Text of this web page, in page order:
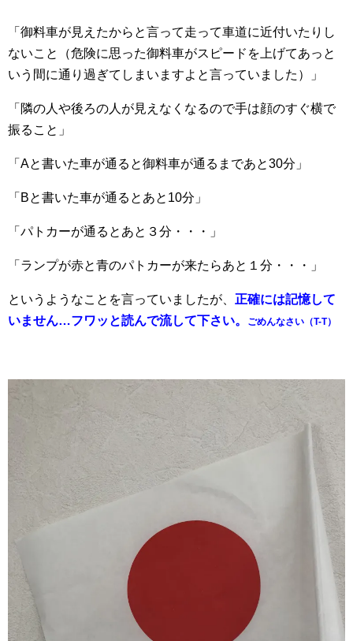
「御料車が見えたからと言って走って車道に近付いたりし
ないこと（危険に思った御料車がスピードを上げてあっと
いう間に通り過ぎてしまいますよと言っていました）」
「隣の人や後ろの人が見えなくなるので手は顔のすぐ横で
振ること」
「Aと書いた車が通ると御料車が通るまであと30分」
「Bと書いた車が通るとあと10分」
「パトカーが通るとあと３分・・・」
「ランプが赤と青のパトカーが来たらあと１分・・・」
というようなことを言っていましたが、 正確には記憶して
いません…フワッと読んで流して下さい。
ごめんなさい（T-T）